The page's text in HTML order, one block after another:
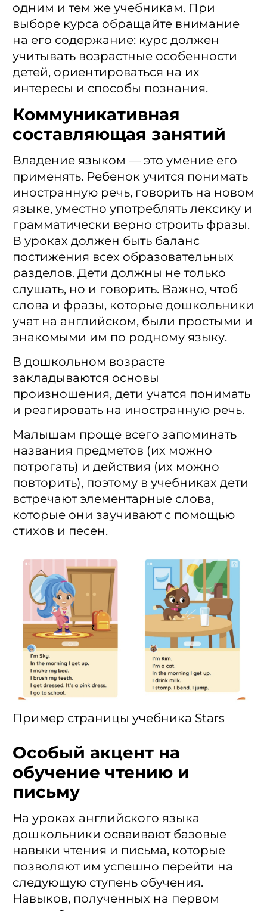
одним и тем же учебникам. При
выборе курса обращайте внимание
на его содержание: курс должен
учитывать возрастные особенности
детей, ориентироваться на их
интересы и способы познания.
Коммуникативная
составляющая занятий
Владение языком — это умение его
применять. Ребенок учится понимать
иностранную речь, говорить на новом
языке, уместно употреблять лексику и
грамматически верно строить фразы.
В уроках должен быть баланс
постижения всех образовательных
разделов. Дети должны не только
слушать, но и говорить. Важно, чтоб
слова и фразы, которые дошкольники
учат на английском, были простыми и
знакомыми им по родному языку.
В дошкольном возрасте
закладываются основы
произношения, дети учатся понимать
и реагировать на иностранную речь.
Малышам проще всего запоминать
названия предметов (их можно
потрогать) и действия (их можно
повторить), поэтому в учебниках дети
встречают элементарные слова,
которые они заучивают с помощью
стихов и песен.
Пример страницы учебника Stars
Особый акцент на
обучение чтению и
письму
На уроках английского языка
дошкольники осваивают базовые
навыки чтения и письма, которые
позволяют им успешно перейти на
следующую ступень обучения.
Навыков, полученных на первом